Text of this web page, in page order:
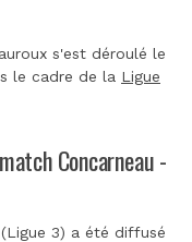
s'est déroulé le
le cadre de la Ligue
Concarneau -
3) a été diffusé